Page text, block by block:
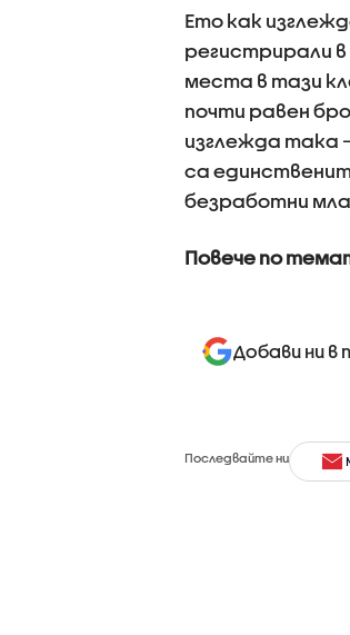
Ето как
регистрирали
места в тази
почти равен
изглежда така
са
безработни
Повече по
Добави ни в
Последвайте ни